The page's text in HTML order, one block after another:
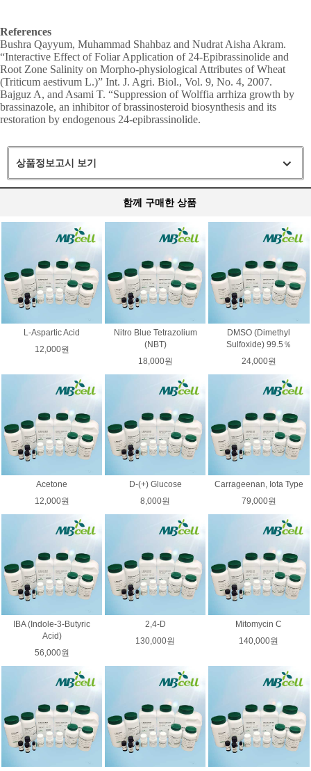
References
Bushra Qayyum, Muhammad Shahbaz and Nudrat Aisha Akram.
“Interactive Effect of Foliar Application of 24-Epibrassinolide and
Root Zone Salinity on Morpho-physiological Attributes of Wheat
(Triticum aestivum L.)” Int. J. Agri. Biol., Vol. 9, No. 4, 2007.
Bajguz A, and Asami T. “Suppression of Wolffia arrhiza growth by
brassinazole, an inhibitor of brassinosteroid biosynthesis and its
restoration by endogenous 24-epibrassinolide.
상품정보고시 보기
함께 구매한 상품
L-Aspartic Acid
12,000원
Nitro Blue Tetrazolium
(NBT)
18,000원
DMSO (Dimethyl
Sulfoxide) 99.5％
24,000원
Acetone
12,000원
D-(+) Glucose
8,000원
Carrageenan, Iota Type
79,000원
IBA (Indole-3-Butyric
Acid)
56,000원
2,4-D
130,000원
Mitomycin C
140,000원